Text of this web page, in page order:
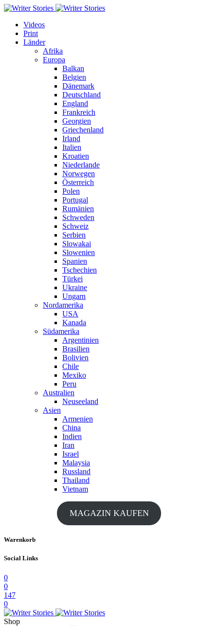
Videos
Print
Länder
Afrika
Europa
Balkan
Belgien
Dänemark
Deutschland
England
Frankreich
Georgien
Griechenland
Irland
Italien
Kroatien
Niederlande
Norwegen
Österreich
Polen
Portugal
Rumänien
Schweden
Schweiz
Serbien
Slowakai
Slowenien
Spanien
Tschechien
Türkei
Ukraine
Ungarn
Nordamerika
USA
Kanada
Südamerika
Argentinien
Brasilien
Bolivien
Chile
Mexiko
Peru
Australien
Neuseeland
Asien
Armenien
China
Indien
Iran
Israel
Malaysia
Russland
Thailand
Vietnam
MAGAZIN KAUFEN
Warenkorb
Social Links
0
0
147
0
Shop